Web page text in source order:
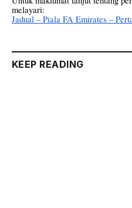
melayari:
Jadual – Piala FA Emirates –
KEEP READING